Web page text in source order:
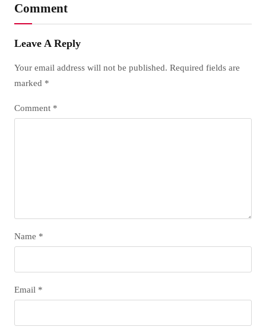
Comment
Leave A Reply
Your email address will not be published. Required fields are
marked *
Comment *
Name *
Email *